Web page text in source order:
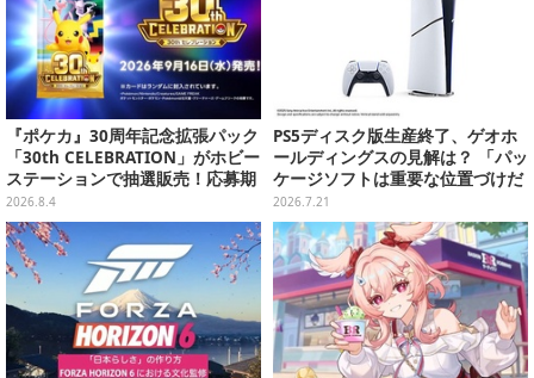
『ポケカ』30周年記念拡張パック
「30th CELEBRATION」がホビー
ステーションで抽選販売！応募期
間は8月6日23時59分まで
2026.8.4
PS5ディスク版生産終了、ゲオホ
ールディングスの見解は？ 「パッ
ケージソフトは重要な位置づけだ
が、ゲーム事業からの撤退は全く
考えていない」
2026.7.21